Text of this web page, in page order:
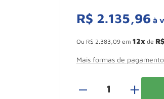
R$ 2.135,96 à
Ou R$ 2.383 09em 12 de R$
Mais formas de pagamento
＋